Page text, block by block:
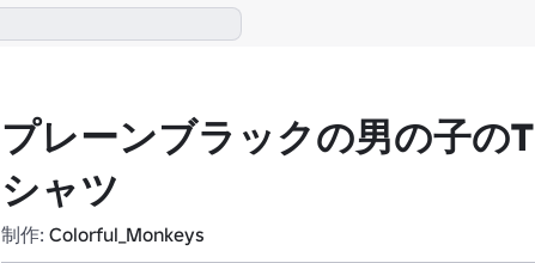
プレーンブラックの男の子のT
シャツ
制作: Colorful_Monkeys